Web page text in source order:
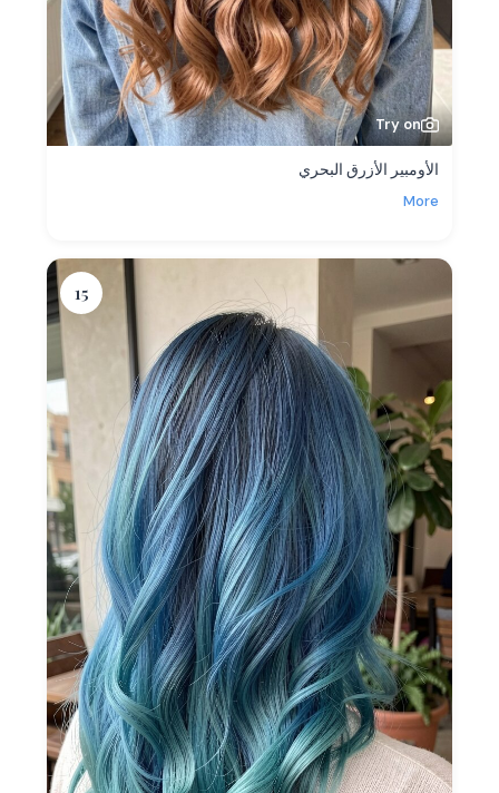
Try on
الأومبير الأزرق البحري
More
15